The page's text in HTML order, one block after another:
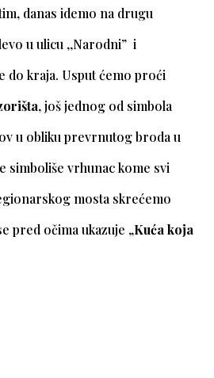
danas idemo na drugu
u ulicu ,,Narodni” i
do kraja. Usput ćemo proći
, još jednog od simbola
u obliku prevrnutog broda u
simboliše vrhunac kome svi
mosta skrećemo
pred očima ukazuje „Kuća koja